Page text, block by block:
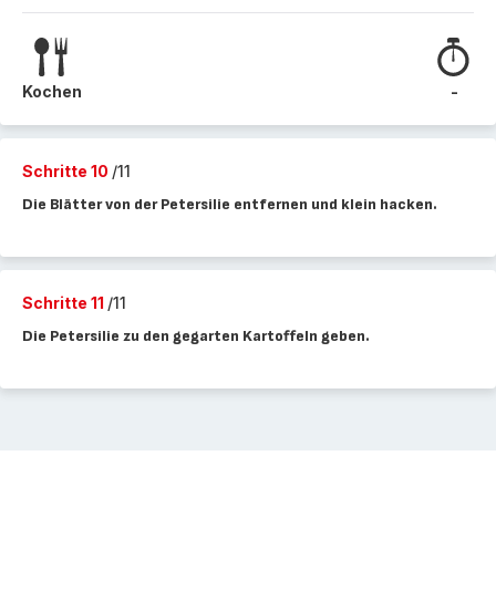
Kochen -
Schritte 10 /11
Die Blätter von der Petersilie entfernen und klein hacken.
Schritte 11 /11
Die Petersilie zu den gegarten Kartoffeln geben.